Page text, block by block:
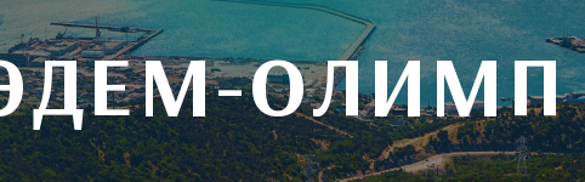
ОЛИМП